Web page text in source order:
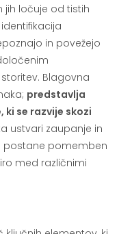
ločuje od tistih
in povežejo
Blagovna
predstavlja
se razvije skozi
ustvari zaupanje in
postane pomemben
med različnimi